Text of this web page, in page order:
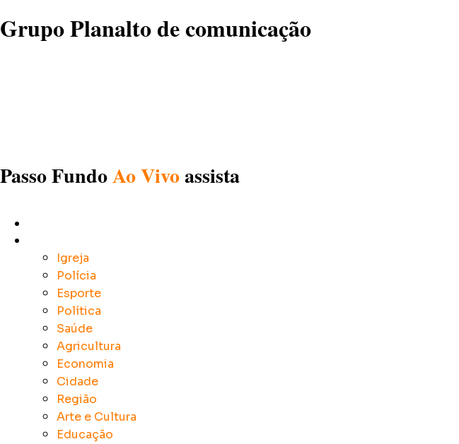
Grupo Planalto de comunicação
Passo FundoAo Vivoassista
Igreja
Polícia
Esporte
Política
Saúde
Agricultura
Economia
Cidade
Região
Arte e Cultura
Educação